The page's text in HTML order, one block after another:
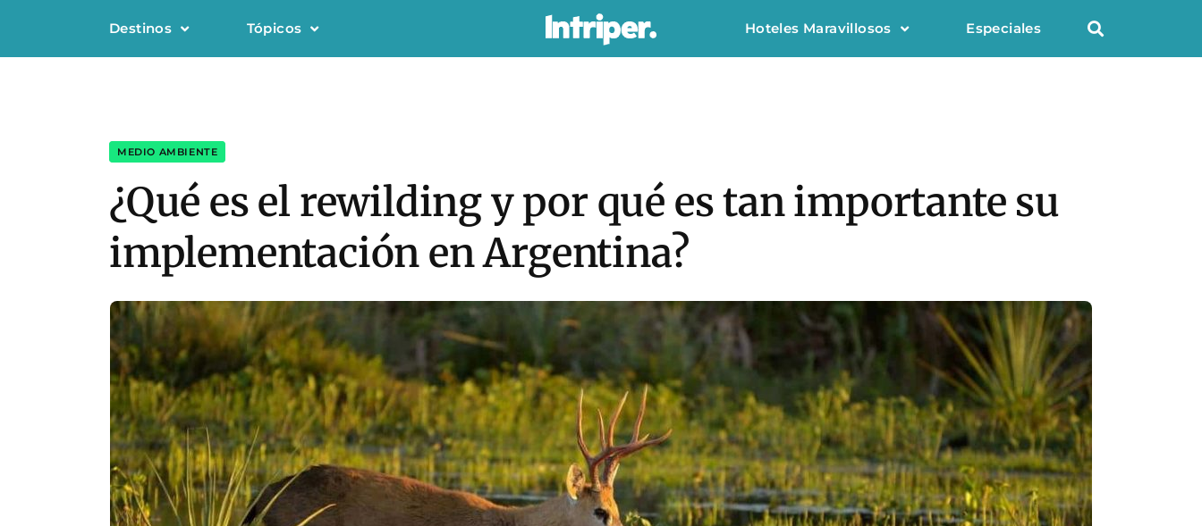
Destinos Tópicos Hoteles Maravillosos Especiales
MEDIO AMBIENTE
¿Qué es el rewilding y por qué es tan importante su
implementación en Argentina?